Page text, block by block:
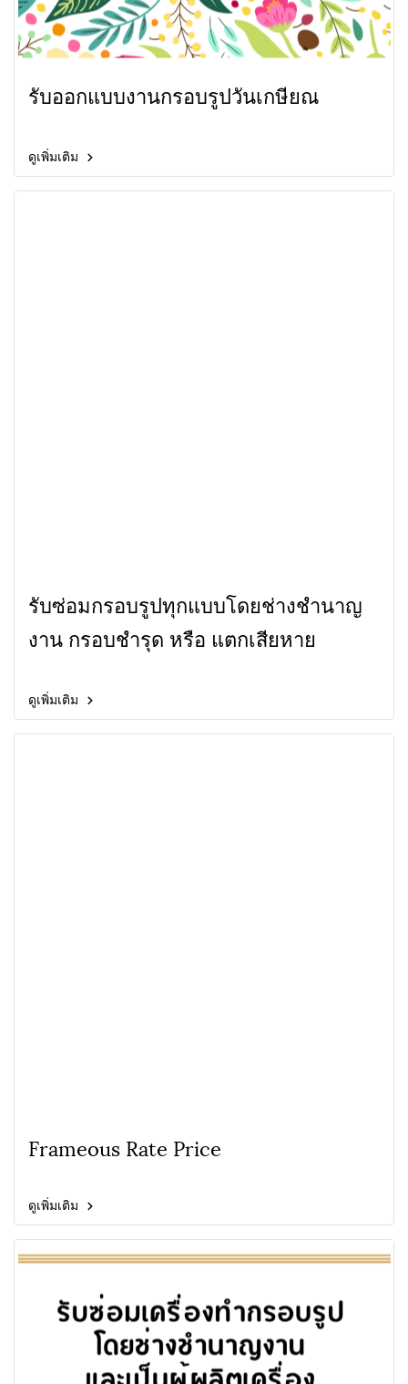
รับออกแบบงานกรอบรูปวันเกษียณ
ดูเพิ่มเติม
รับซ่อมกรอบรูปทุกแบบโดยช่างชำนาญ
งาน กรอบชำรุด หรือ แตกเสียหาย
ดูเพิ่มเติม
Frameous Rate Price
ดูเพิ่มเติม